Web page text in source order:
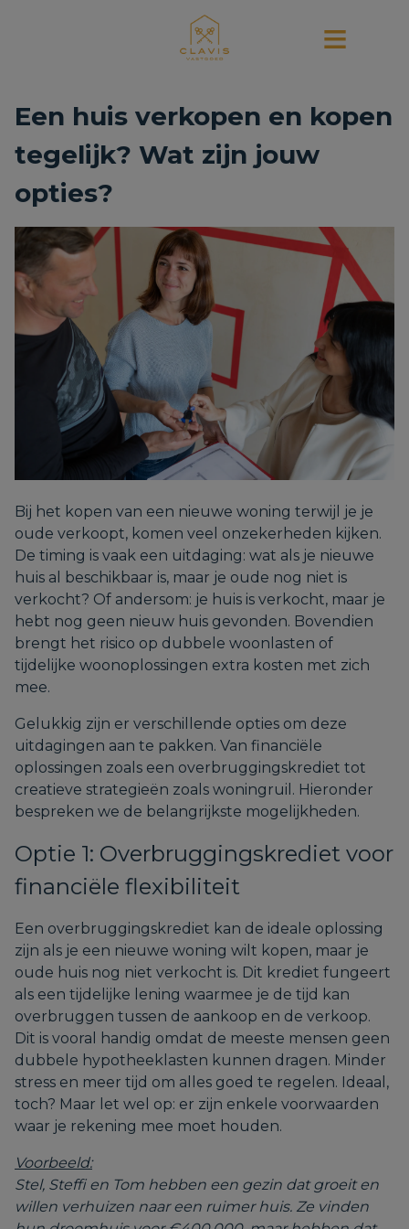
Een huis verkopen en kopen
tegelijk? Wat zijn jouw
opties?
Bij het kopen van een nieuwe woning terwijl je je
oude verkoopt, komen veel onzekerheden kijken.
De timing is vaak een uitdaging: wat als je nieuwe
huis al beschikbaar is, maar je oude nog niet is
verkocht? Of andersom: je huis is verkocht, maar je
hebt nog geen nieuw huis gevonden. Bovendien
brengt het risico op dubbele woonlasten of
tijdelijke woonoplossingen extra kosten met zich
mee.
Gelukkig zijn er verschillende opties om deze
uitdagingen aan te pakken. Van financiële
oplossingen zoals een overbruggingskrediet tot
creatieve strategieën zoals woningruil. Hieronder
bespreken we de belangrijkste mogelijkheden.
Optie 1: Overbruggingskrediet voor
financiële flexibiliteit
Een overbruggingskrediet kan de ideale oplossing
zijn als je een nieuwe woning wilt kopen, maar je
oude huis nog niet verkocht is. Dit krediet fungeert
als een tijdelijke lening waarmee je de tijd kan
overbruggen tussen de aankoop en de verkoop.
Dit is vooral handig omdat de meeste mensen geen
dubbele hypotheeklasten kunnen dragen. Minder
stress en meer tijd om alles goed te regelen. Ideaal,
toch? Maar let wel op: er zijn enkele voorwaarden
waar je rekening mee moet houden.
Voorbeeld:
Stel, Steffi en Tom hebben een gezin dat groeit en
willen verhuizen naar een ruimer huis. Ze vinden